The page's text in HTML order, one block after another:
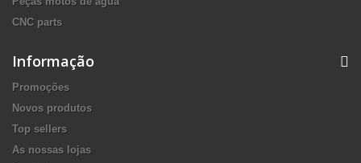
CNC parts
Informação
Promoções
Novos produtos
Top sellers
As nossas lojas